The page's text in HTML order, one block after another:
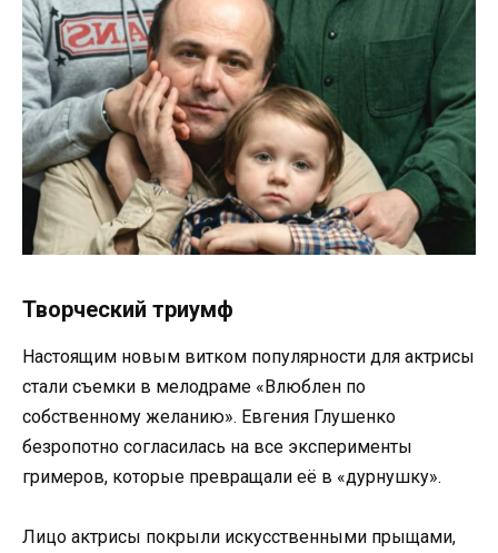
Творческий триумф
Настоящим новым витком популярности для актрисы
стали съемки в мелодраме «Влюблен по
собственному желанию». Евгения Глушенко
безропотно согласилась на все эксперименты
гримеров, которые превращали её в «дурнушку».
Лицо актрисы покрыли искусственными прыщами,